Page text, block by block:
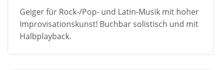
Geiger für Rock-/Pop- und Latin-Musik mit hoher
Improvisationskunst! Buchbar solistisch und mit
Halbplayback.